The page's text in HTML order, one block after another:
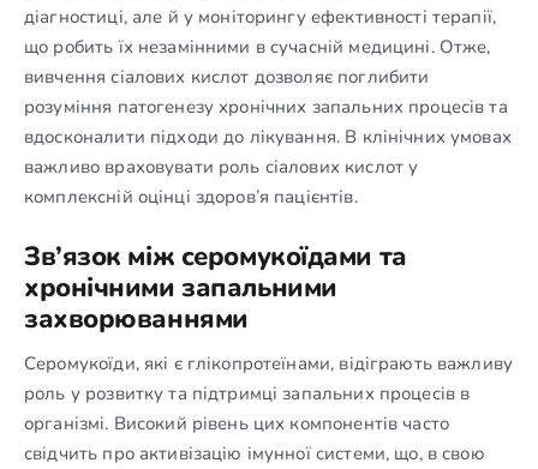
діагностиці, але й у моніторингу ефективності терапії,
що робить їх незамінними в сучасній медицині. Отже,
вивчення сіалових кислот дозволяє поглибити
розуміння патогенезу хронічних запальних процесів та
вдосконалити підходи до лікування. В клінічних умовах
важливо враховувати роль сіалових кислот у
комплексній оцінці здоров’я пацієнтів.
Зв’язок між серомукоїдами та
хронічними запальними
захворюваннями
Серомукоїди, які є глікопротеїнами, відіграють важливу
роль у розвитку та підтримці запальних процесів в
організмі. Високий рівень цих компонентів часто
свідчить про активізацію імунної системи, що, в свою